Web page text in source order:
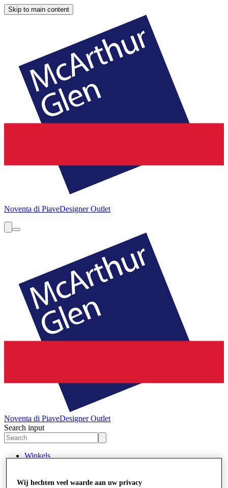
Skip to main content
Noventa di PiaveDesigner Outlet
Noventa di PiaveDesigner Outlet
Search input
Winkels
Wat is er aan
Wij hechten veel waarde aan uw privacy